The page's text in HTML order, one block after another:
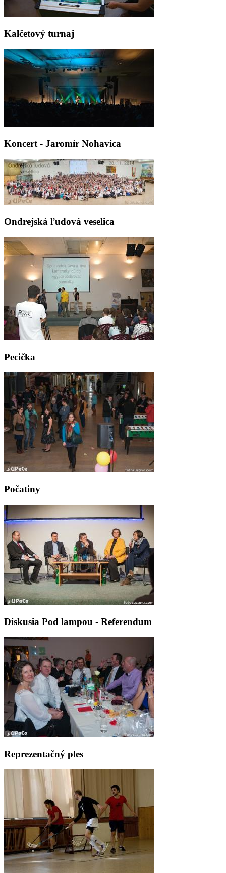
Kalčetový turnaj
Koncert - Jaromír Nohavica
Ondrejská ľudová veselica
Pecička
Počatiny
Diskusia Pod lampou - Referendum
Reprezentačný ples